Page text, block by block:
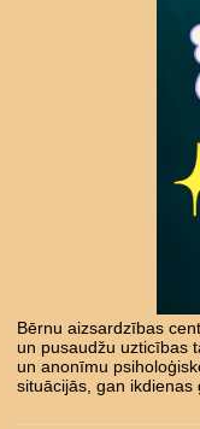
Bērnu aizsardzības
un pusaudžu uzticības
un anonīmu
situācijās, gan ikdienas